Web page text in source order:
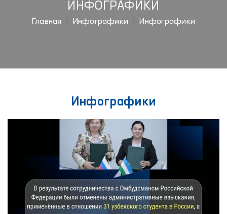
ИНФОГРАФИКИ
Главная Инфографики Инфографики
Инфографики